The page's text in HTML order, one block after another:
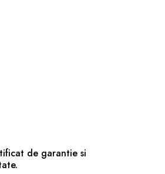
de garantie si